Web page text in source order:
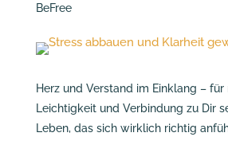
BeFree
Herz und Verstand im Einklang – für
Leichtigkeit und Verbindung zu Dir
Leben, das sich wirklich richtig